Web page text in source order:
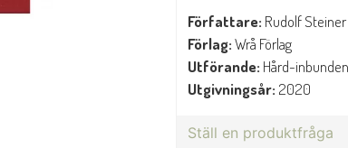
Författare: Rudolf Steiner
Förlag:Wrå Förlag
Utförande: Hård-
Utgivningsår: 2020
Ställ en produktfråga